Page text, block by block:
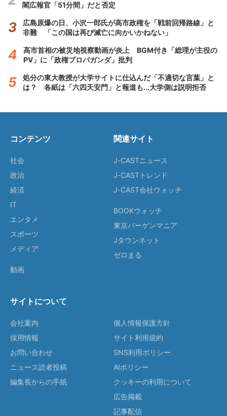
閣広報官「51分間」だと否定
広島原爆の日、小沢一郎氏が高市政権を「戦前回帰路線」と
非難 「この国は再び滅亡に向かいかねない」
高市首相の被災地視察動画が炎上 BGM付き「総理が主役の
PV」に「政権プロパガンダ」批判
処分の東大教授が大学サイトに仕込んだ「不適切な言葉」と
は？ 各紙は「六四天安門」と報道も...大学側は説明拒否
コンテンツ
社会
政治
経済
IT
エンタメ
スポーツ
メディア
動画
関連サイト
J-CASTニュース
J-CASTトレンド
J-CAST会社ウォッチ
BOOKウォッチ
東京バーゲンマニア
Jタウンネット
ゼロまる
サイトについて
会社案内
採用情報
お問い合わせ
ニュース読者投稿
編集長からの手紙
個人情報保護方針
サイト利用規約
SNS利用ポリシー
AIポリシー
クッキーの利用について
広告掲載
記事配信